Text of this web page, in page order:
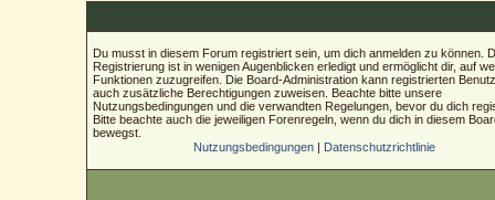
Du musst in diesem Forum registriert sein, um dich anmelden zu können.
Registrierung ist in wenigen Augenblicken erledigt und ermöglicht dir, auf
Funktionen zuzugreifen. Die Board-Administration kann registrierten
auch zusätzliche Berechtigungen zuweisen. Beachte bitte unsere
Nutzungsbedingungen und die verwandten Regelungen, bevor du dich
Bitte beachte auch die jeweiligen Forenregeln, wenn du dich in diesem
bewegst.
Nutzungsbedingungen| Datenschutzrichtlinie